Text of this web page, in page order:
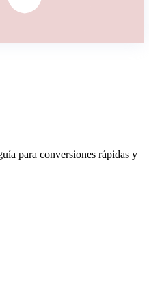
para conversiones rápidas y